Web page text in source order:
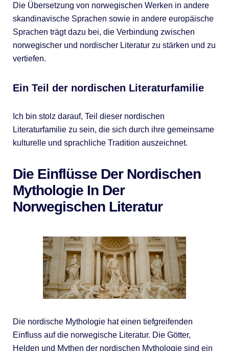
Die Übersetzung von norwegischen Werken in andere
skandinavische Sprachen sowie in andere europäische
Sprachen trägt dazu bei, die Verbindung zwischen
norwegischer und nordischer Literatur zu stärken und zu
vertiefen.
Ein Teil der nordischen Literaturfamilie
Ich bin stolz darauf, Teil dieser nordischen
Literaturfamilie zu sein, die sich durch ihre gemeinsame
kulturelle und sprachliche Tradition auszeichnet.
Die Einflüsse Der Nordischen
Mythologie In Der
Norwegischen Literatur
Die nordische Mythologie hat einen tiefgreifenden
Einfluss auf die norwegische Literatur. Die Götter,
Helden und Mythen der nordischen Mythologie sind ein